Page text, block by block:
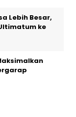
Lebih Besar,
ke